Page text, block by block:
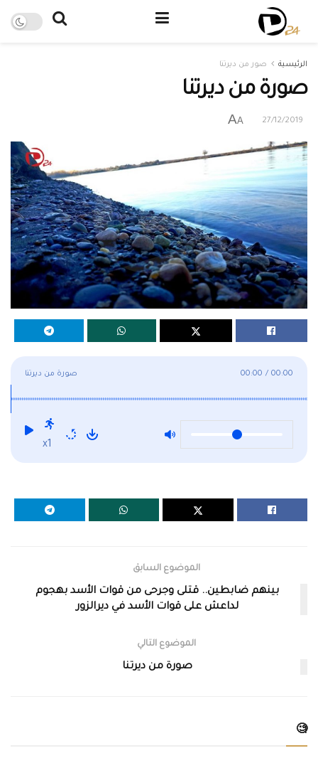
الرئيسية صور من ديرتنا
صورة من ديرتنا
27/12/2019
A
A
صورة من ديرتنا 00:00 / 00:00
x1
الموضوع السابق
بينهم ضابطين.. قتلى وجرحى من قوات الأسد بهجوم
لداعش على قوات الأسد في ديرالزور
الموضوع التالي
صورة من ديرتنا
🧐